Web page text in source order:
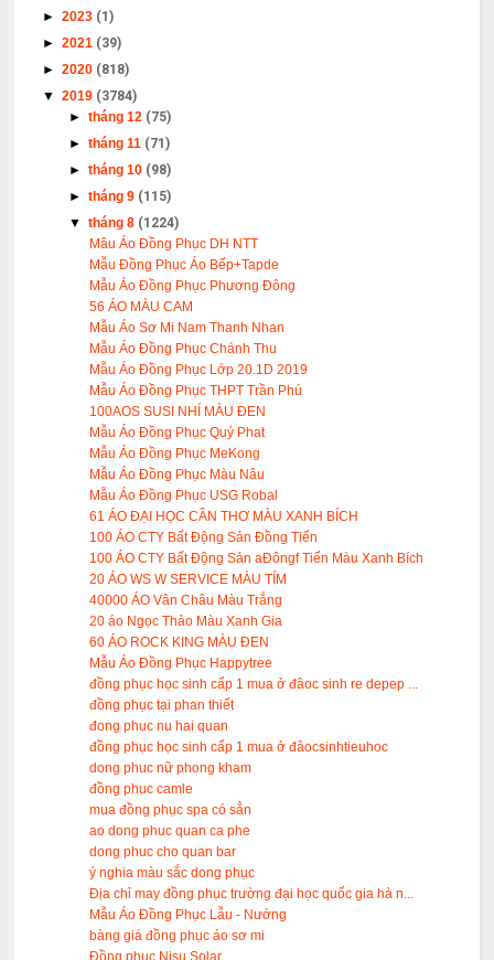
►2023 (1)
►2021 (39)
►2020 (818)
▼2019 (3784)
►tháng 12 (75)
►tháng 11 (71)
►tháng 10 (98)
►tháng 9 (115)
▼tháng 8 (1224)
Mâu Áo Đồng Phục DH NTT
Mẫu Đồng Phục Áo Bếp+Tapde
Mẫu Áo Đồng Phục Phương Đông
56 ÁO MÀU CAM
Mẫu Áo Sơ Mi Nam Thanh Nhan
Mẫu Áo Đồng Phục Chánh Thu
Mẫu Áo Đồng Phục Lớp 20.1D 2019
Mẫu Áo Đồng Phục THPT Trần Phú
100AOS SUSI NHÍ MÀU ĐEN
Mẫu Áo Đồng Phục Quý Phat
Mẫu Áo Đồng Phục MeKong
Mẫu Áo Đồng Phục Màu Nâu
Mẫu Áo Đồng Phục USG Robal
61 ÁO ĐẠI HỌC CẦN THƠ MÀU XANH BÍCH
100 ÁO CTY Bất Động Sản Đồng Tiến
100 ÁO CTY Bất Động Sản aĐôngf Tiến Màu Xanh Bích
20 ÁO WS W SERVICE MÀU TÍM
40000 ÁO Vân Châu Màu Trắng
20 áo Ngọc Thảo Màu Xanh Gia
60 ÁO ROCK KING MÀU ĐEN
Mẫu Áo Đồng Phục Happytree
đồng phục học sinh cấp 1 mua ở đâoc sinh re depep ...
đồng phục tại phan thiết
đong phuc nu hai quan
đồng phục học sinh cấp 1 mua ở đâocsinhtieuhoc
dong phuc nữ phong kham
đồng phuc camle
mua đồng phục spa có sẳn
ao dong phuc quan ca phe
dong phuc cho quan bar
ý nghia màu sắc dong phục
Địa chỉ may đồng phục trường đại học quốc gia hà n...
Mẫu Áo Đồng Phục Lẫu - Nướng
bàng giá đồng phục áo sơ mi
Đồng phục Nisu Solar